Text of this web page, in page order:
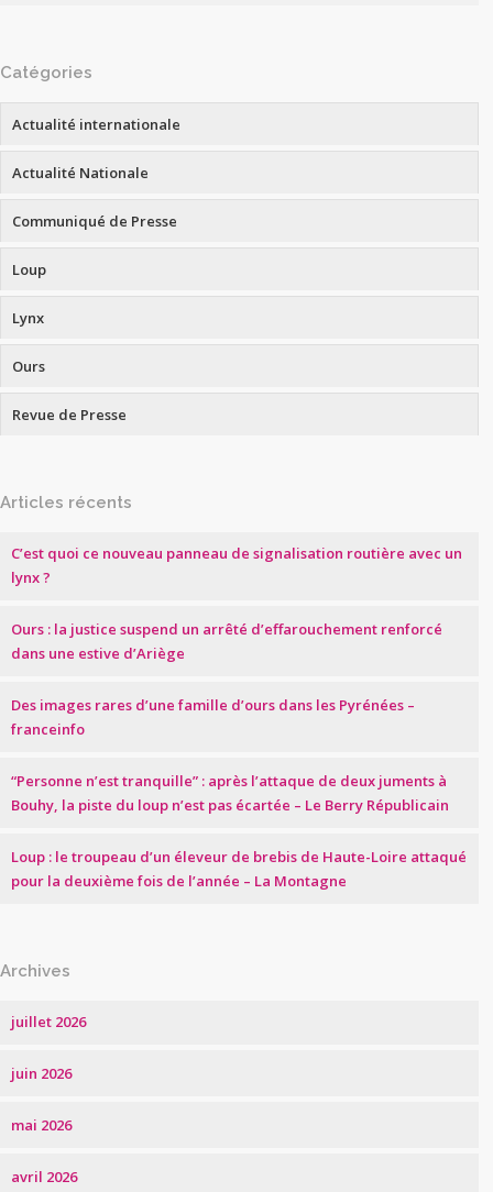
Catégories
Actualité internationale
Actualité Nationale
Communiqué de Presse
Loup
Lynx
Ours
Revue de Presse
Articles récents
C’est quoi ce nouveau panneau de signalisation routière avec un
lynx ?
Ours : la justice suspend un arrêté d’effarouchement renforcé
dans une estive d’Ariège
Des images rares d’une famille d’ours dans les Pyrénées –
franceinfo
“Personne n’est tranquille” : après l’attaque de deux juments à
Bouhy, la piste du loup n’est pas écartée – Le Berry Républicain
Loup : le troupeau d’un éleveur de brebis de Haute-Loire attaqué
pour la deuxième fois de l’année – La Montagne
Archives
juillet 2026
juin 2026
mai 2026
avril 2026